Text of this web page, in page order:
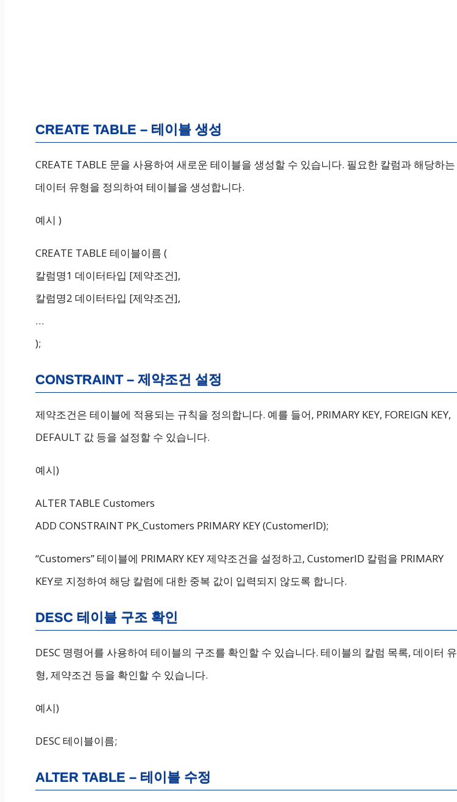
CREATE TABLE – 테이블 생성
CREATE TABLE 문을 사용하여 새로운 테이블을 생성할 수 있습니다. 필요한 칼럼과 해당하는
데이터 유형을 정의하여 테이블을 생성합니다.
예시 )
CREATE TABLE 테이블이름 (
칼럼명1 데이터타입 [제약조건],
칼럼명2 데이터타입 [제약조건],
…
);
CONSTRAINT – 제약조건 설정
제약조건은 테이블에 적용되는 규칙을 정의합니다. 예를 들어, PRIMARY KEY, FOREIGN KEY,
DEFAULT 값 등을 설정할 수 있습니다.
예시)
ALTER TABLE Customers
ADD CONSTRAINT PK_Customers PRIMARY KEY (CustomerID);
“Customers” 테이블에 PRIMARY KEY 제약조건을 설정하고, CustomerID 칼럼을 PRIMARY
KEY로 지정하여 해당 칼럼에 대한 중복 값이 입력되지 않도록 합니다.
DESC 테이블 구조 확인
DESC 명령어를 사용하여 테이블의 구조를 확인할 수 있습니다. 테이블의 칼럼 목록, 데이터 유
형, 제약조건 등을 확인할 수 있습니다.
예시)
DESC 테이블이름;
ALTER TABLE – 테이블 수정